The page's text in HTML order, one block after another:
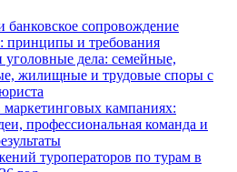
банковское сопровождение
принципы и требования
уголовные дела: семейные,
жилищные и трудовые споры с
кампаниях:
профессиональная команда и
туроператоров по турам в